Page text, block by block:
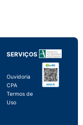
SERVIÇOS
Ouvidoria
CPA
Termos de
Uso